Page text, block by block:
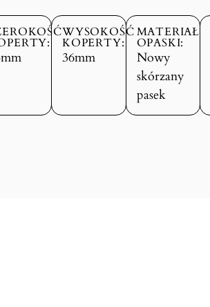
WYSOKOŚĆ
KOPERTY:
36mm
MATERIAŁ
OPASKI:
Nowy
skórzany
pasek